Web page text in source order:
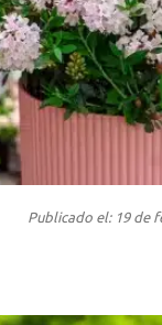
Publicado el: 19 de